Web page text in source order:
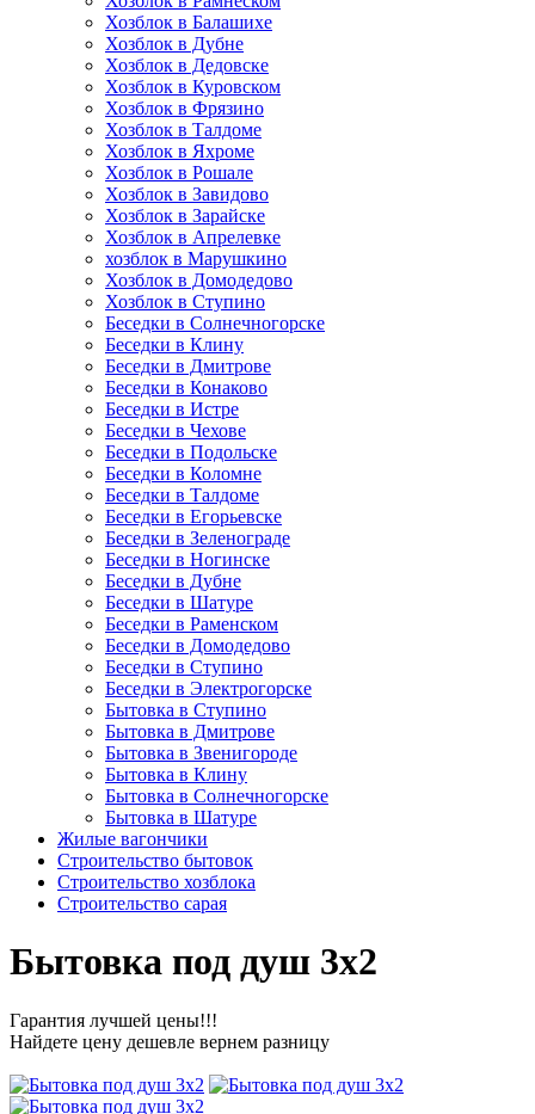
Хозблок в Балашихе
Хозблок в Дубне
Хозблок в Дедовске
Хозблок в Куровском
Хозблок в Фрязино
Хозблок в Талдоме
Хозблок в Яхроме
Хозблок в Рошале
Хозблок в Завидово
Хозблок в Зарайске
Хозблок в Апрелевке
хозблок в Марушкино
Хозблок в Домодедово
Хозблок в Ступино
Беседки в Солнечногорске
Беседки в Клину
Беседки в Дмитрове
Беседки в Конаково
Беседки в Истре
Беседки в Чехове
Беседки в Подольске
Беседки в Коломне
Беседки в Талдоме
Беседки в Егорьевске
Беседки в Зеленограде
Беседки в Ногинске
Беседки в Дубне
Беседки в Шатуре
Беседки в Раменском
Беседки в Домодедово
Беседки в Ступино
Беседки в Электрогорске
Бытовка в Ступино
Бытовка в Дмитрове
Бытовка в Звенигороде
Бытовка в Клину
Бытовка в Солнечногорске
Бытовка в Шатуре
Жилые вагончики
Строительство бытовок
Строительство хозблока
Строительство сарая
Бытовка под душ 3х2
Гарантия лучшей цены!!!
Найдете цену дешевле вернем разницу